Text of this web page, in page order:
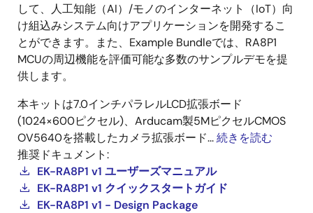
して、人工知能（AI）/モノのインターネット（IoT）向
け組込みシステム向けアプリケーションを開発するこ
とができます。また、Example Bundleでは、RA8P1
MCUの周辺機能を評価可能な多数のサンプルデモを提
供します。
本キットは7.0インチパラレルLCD拡張ボード
(1024×600ピクセル)、Arducam製5MピクセルCMOS
OV5640を搭載したカメラ拡張ボード...続きを読む
推奨ドキュメント:
EK-RA8P1 v1 ユーザーズマニュアル
EK-RA8P1 v1 クイックスタートガイド
EK-RA8P1 v1 - Design Package